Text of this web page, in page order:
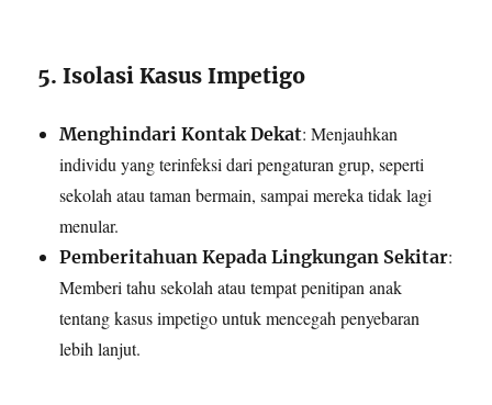
5. Isolasi Kasus Impetigo
Menghindari Kontak Dekat: Menjauhkan
individu yang terinfeksi dari pengaturan grup, seperti
sekolah atau taman bermain, sampai mereka tidak lagi
menular.
Pemberitahuan Kepada Lingkungan Sekitar:
Memberi tahu sekolah atau tempat penitipan anak
tentang kasus impetigo untuk mencegah penyebaran
lebih lanjut.